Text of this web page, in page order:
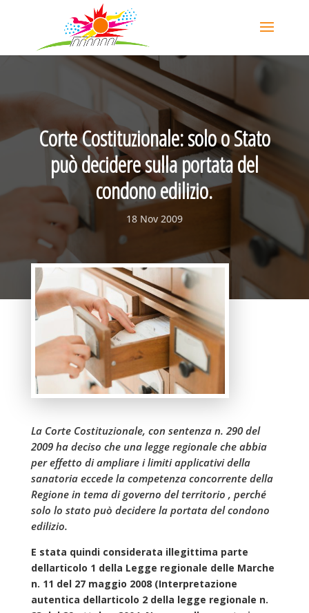
Corte Costituzionale: solo o Stato
può decidere sulla portata del
condono edilizio.
18 Nov 2009
La Corte Costituzionale, con sentenza n. 290 del
2009 ha deciso che una legge regionale che abbia
per effetto di ampliare i limiti applicativi della
sanatoria eccede la competenza concorrente della
Regione in tema di governo del territorio , perché
solo lo stato può decidere la portata del condono
edilizio.
E stata quindi considerata illegittima parte
dellarticolo 1 della Legge regionale delle Marche
n. 11 del 27 maggio 2008 (Interpretazione
autentica dellarticolo 2 della legge regionale n.